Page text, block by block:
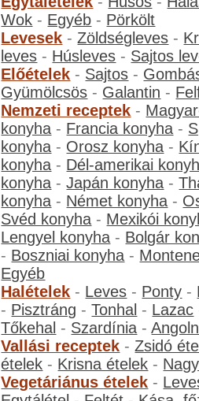
Wok - Egyéb - Pörkölt
Levesek -Zöldségleves -
leves - Húsleves - Sajtos
Előételek - Sajtos -
Gyümölcsös - Galantin -
Nemzeti receptek -
konyha - Francia konyha -
konyha - Orosz konyha -
konyha - Dél-amerikai
konyha -Japán konyha -
konyha - Német konyha -
Svéd konyha - Mexikói
Lengyel konyha - Bolgár
- Boszniai konyha -
Egyéb
Halételek - Leves - Ponty -
- Pisztráng -Tonhal - Lazac
Tőkehal - Szardínia -
Vallási receptek -Zsidó
ételek - Krisna ételek -
Vegetáriánus ételek -